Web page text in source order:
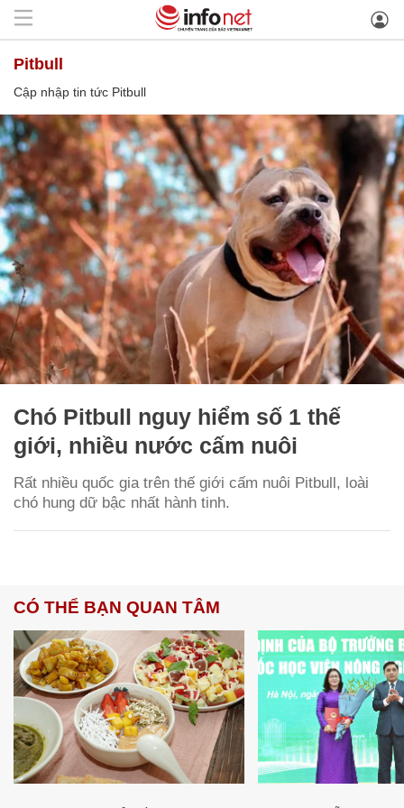
Pitbull
Cập nhập tin tức Pitbull
Chó Pitbull nguy hiểm số 1 thế
giới, nhiều nước cấm nuôi
Rất nhiều quốc gia trên thế giới cấm nuôi Pitbull, loài
chó hung dữ bậc nhất hành tinh.
CÓ THỂ BẠN QUAN TÂM